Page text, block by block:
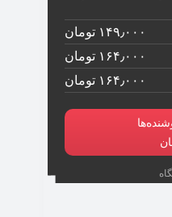
۱۴۹٫۰۰۰ تومان
۱۶۴٫۰۰۰ تومان
۱۶۴٫۰۰۰ تومان